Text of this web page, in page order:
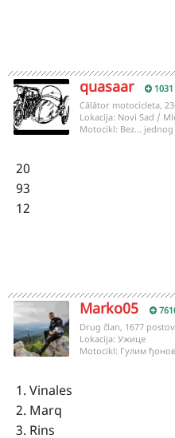
quasaar 1031
Călător motocicleta,
Lokacija: Novi Sad /
Motocikl: Bez...
20
93
12
Marko05
Drug član, 1677
Lokacija: Ужице
Motocikl: Гулим
1. Vinales
2. Marq
3. Rins